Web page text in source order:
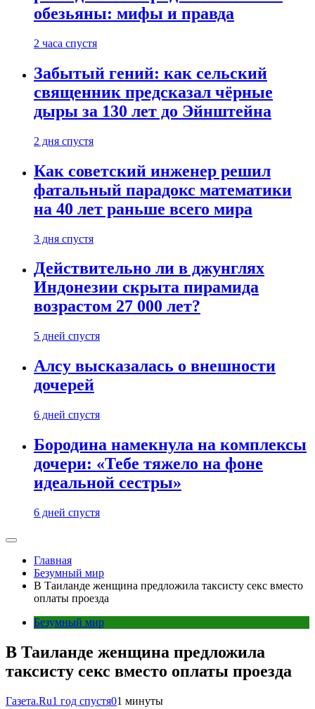
обезьяны: мифы и правда
2 часа спустя
Забытый гений: как сельский
священник предсказал чёрные
дыры за 130 лет до Эйнштейна
2 дня спустя
Как советский инженер решил
фатальный парадокс математики
на 40 лет раньше всего мира
3 дня спустя
Действительно ли в джунглях
Индонезии скрыта пирамида
возрастом 27 000 лет?
5 дней спустя
Алсу высказалась о внешности
дочерей
6 дней спустя
Бородина намекнула на комплексы
дочери: «Тебе тяжело на фоне
идеальной сестры»
6 дней спустя
Главная
Безумный мир
В Таиланде женщина предложила таксисту секс вместо
оплаты проезда
Безумный мир
В Таиланде женщина предложила
таксисту секс вместо оплаты проезда
Газета.Ru1 год спустя01 минуты